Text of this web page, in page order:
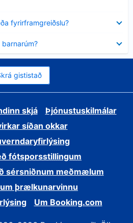
fyrirframgreiðslu?
gististað
skjá
Þjónustuskilmálar
síðan okkar
fótsporsstillingum
sérsniðnum meðmælum
þrælkunarvinnu
Um Booking.com